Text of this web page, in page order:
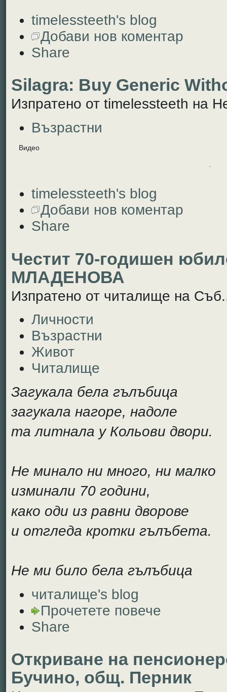
timelessteeth's blog
Добави нов коментар
Share
Silagra: Buy Generic
Изпратено от timelessteeth на
Възрастни
Видео
timelessteeth's blog
Добави нов коментар
Share
Честит 70-годишен
МЛАДЕНОВА
Изпратено от читалище на
Личности
Възрастни
Живот
Читалище
Загукала бела гълъбица
загукала нагоре, надоле
та литнала у Кольови двори.
Не минало ни много, ни малко
изминали 70 години,
како оди из равни дворове
и отгледа кротки гълъбета.
Не ми било бела гълъбица
читалище's blog
Прочетете повече
Share
Откриване на
Бучино, общ. Перник